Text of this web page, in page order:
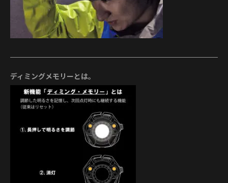
ディミングメモリーとは。